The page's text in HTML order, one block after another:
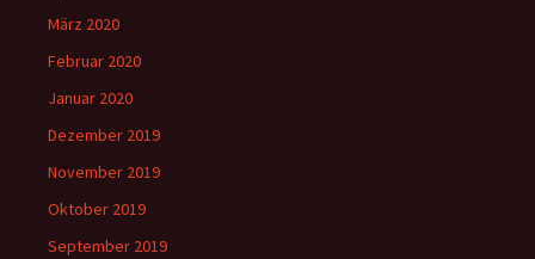
März 2020
Februar 2020
Januar 2020
Dezember 2019
November 2019
Oktober 2019
September 2019